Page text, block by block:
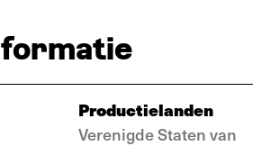
Productielanden
Verenigde Staten van